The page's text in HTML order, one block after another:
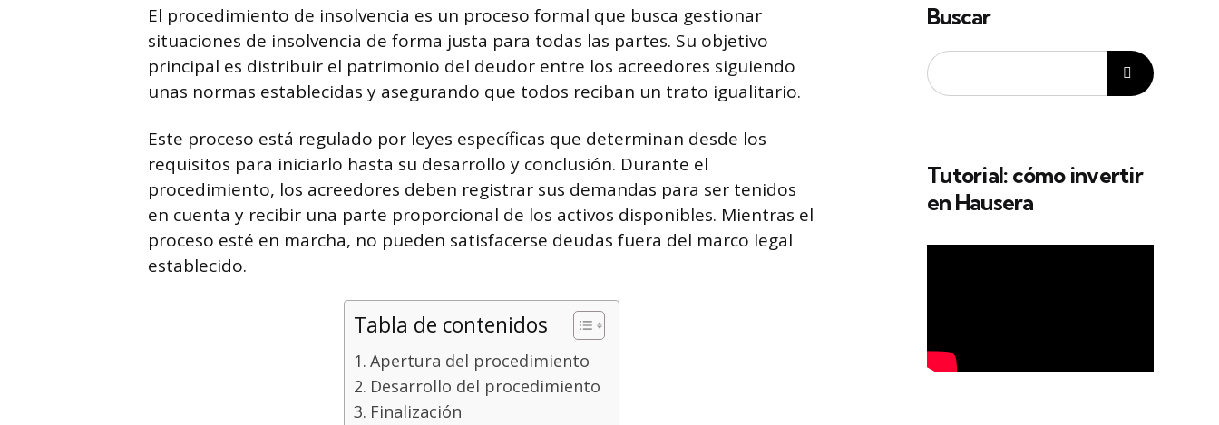
El procedimiento de insolvencia es un proceso formal que busca gestionar
situaciones de insolvencia de forma justa para todas las partes. Su objetivo
principal es distribuir el patrimonio del deudor entre los acreedores siguiendo
unas normas establecidas y asegurando que todos reciban un trato igualitario.
Este proceso está regulado por leyes específicas que determinan desde los
requisitos para iniciarlo hasta su desarrollo y conclusión. Durante el
procedimiento, los acreedores deben registrar sus demandas para ser tenidos
en cuenta y recibir una parte proporcional de los activos disponibles. Mientras el
proceso esté en marcha, no pueden satisfacerse deudas fuera del marco legal
establecido.
Tabla de contenidos
Apertura del procedimiento
Desarrollo del procedimiento
Finalización
Buscar
Tutorial: cómo invertir
en Hausera